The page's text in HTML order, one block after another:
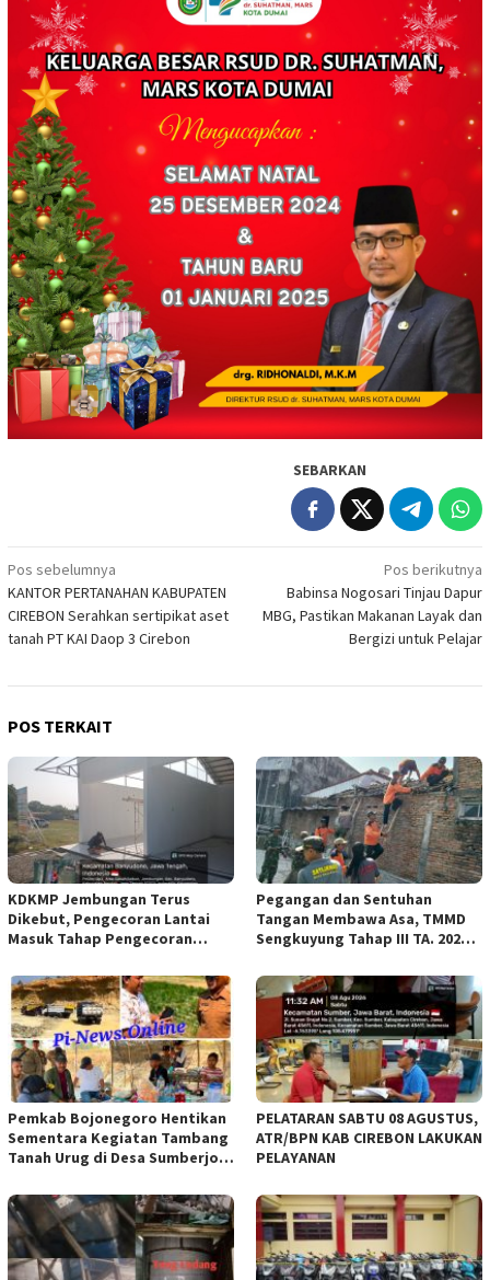
SEBARKAN
Navigasi
pos
Pos sebelumnya
KANTOR PERTANAHAN KABUPATEN
CIREBON Serahkan sertipikat aset
tanah PT KAI Daop 3 Cirebon
Pos berikutnya
Babinsa Nogosari Tinjau Dapur
MBG, Pastikan Makanan Layak dan
Bergizi untuk Pelajar
POS TERKAIT
KDKMP Jembungan Terus
Dikebut, Pengecoran Lantai
Masuk Tahap Pengecoran
Pegangan dan Sentuhan
Tangan Membawa Asa, TMMD
Sengkuyung Tahap III TA. 2026
Pemkab Bojonegoro Hentikan
Sementara Kegiatan Tambang
Tanah Urug di Desa Sumberjo
Lintas Instansi
PELATARAN SABTU 08 AGUSTUS,
ATR/BPN KAB CIREBON LAKUKAN
PELAYANAN